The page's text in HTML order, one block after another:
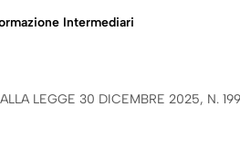
Intermediari
LEGGE 30 DICEMBRE 2025, N.